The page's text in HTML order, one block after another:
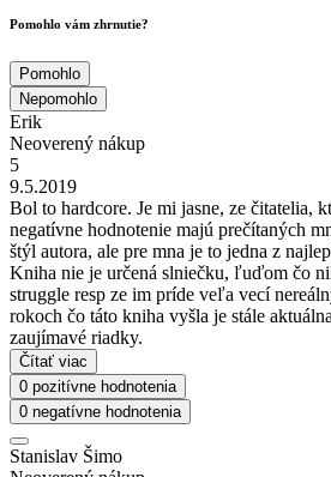
Pomohlo vám zhrnutie?
Pomohlo
Nepomohlo
Erik
Neoverený nákup
5
9.5.2019
Bol to hardcore. Je mi jasne, ze čitatelia,
negatívne hodnotenie majú prečítaných
štýl autora, ale pre mna je to jedna z
Kniha nie je určená slniečku, ľuďom čo
struggle resp ze im príde veľa vecí
rokoch čo táto kniha vyšla je stále
zaujímavé riadky.
Čítať viac
0 pozitívne hodnotenia
0 negatívne hodnotenia
Stanislav Šimo